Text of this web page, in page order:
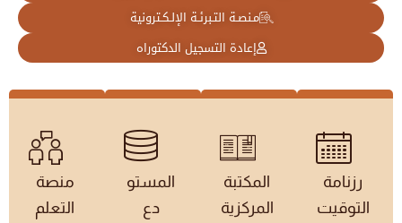
مـنصـة التـبرئـة الإلـكـترونية
إعادة التسجيل الدكتوراه
رزنامة
التوقيت
المكتبة
المركزية
المستو
دع
منصة
التعلم